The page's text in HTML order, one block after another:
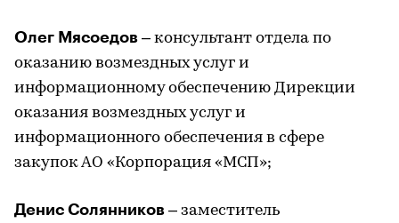
Олег Мясоедов – консультант отдела по
оказанию возмездных услуг и
информационному обеспечению Дирекции
оказания возмездных услуг и
информационного обеспечения в сфере
закупок АО «Корпорация «МСП»;
Денис Солянников – заместитель